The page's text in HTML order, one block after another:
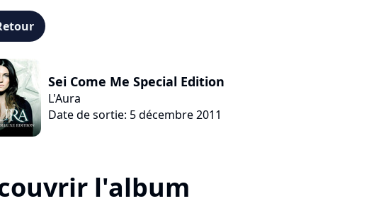
Sei Come Me Special Edition
L'Aura
Date de sortie: 5 décembre 2011
l'album